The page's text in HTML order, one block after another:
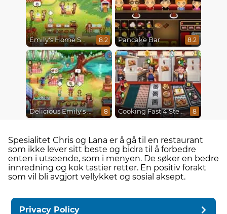
Emily's Home Sweet Home 8.2 Pancake Bar 8.2
Delicious Emily's Hopes And Fears 8 Cooking Fast 4 Steak 8
Spesialitet Chris og Lana er å gå til en restaurant
som ikke lever sitt beste og bidra til å forbedre
enten i utseende, som i menyen. De søker en bedre
innredning og kok tastier retter. En positiv forakt
som vil bli avgjort vellykket og sosial aksept.
Privacy Policy